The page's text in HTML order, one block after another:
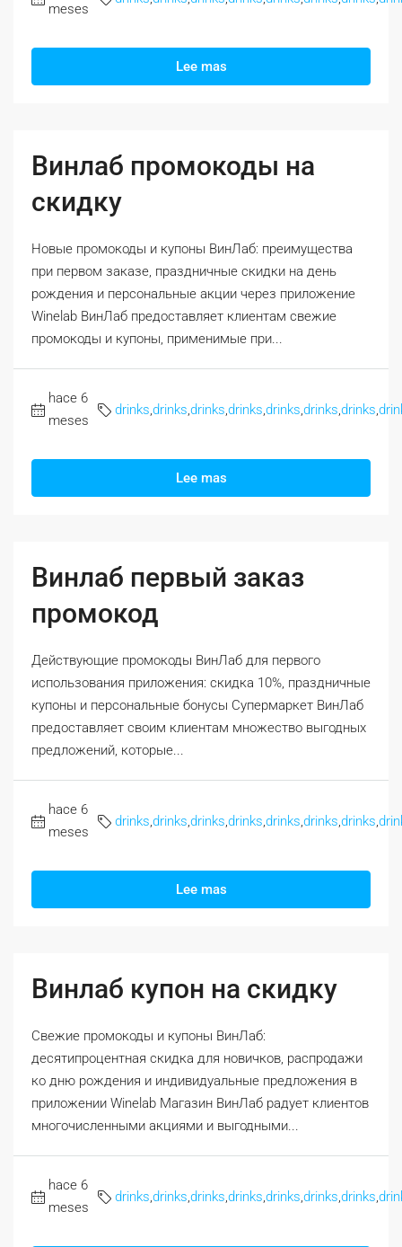
meses
Lee mas
Винлаб промокоды на
скидку
Новые промокоды и купоны ВинЛаб: преимущества
при первом заказе, праздничные скидки на день
рождения и персональные акции через приложение
Winelab ВинЛаб предоставляет клиентам свежие
промокоды и купоны, применимые при...
hace 6
meses
drinks drinks drinks drinks drinks drinks drinks
Lee mas
Винлаб первый заказ
промокод
Действующие промокоды ВинЛаб для первого
использования приложения: скидка 10%, праздничные
купоны и персональные бонусы Супермаркет ВинЛаб
предоставляет своим клиентам множество выгодных
предложений, которые...
hace 6
meses
drinks drinks drinks drinks drinks drinks drinks
Lee mas
Винлаб купон на скидку
Свежие промокоды и купоны ВинЛаб:
десятипроцентная скидка для новичков, распродажи
ко дню рождения и индивидуальные предложения в
приложении Winelab Магазин ВинЛаб радует клиентов
многочисленными акциями и выгодными...
hace 6
meses
drinks drinks drinks drinks drinks drinks drinks